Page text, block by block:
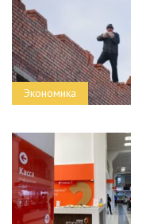
Экономика